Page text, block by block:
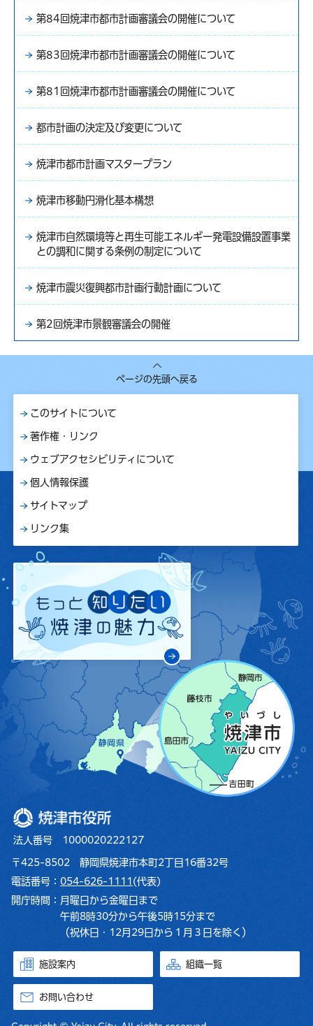
第84回焼津市都市計画審議会の開催について
第83回焼津市都市計画審議会の開催について
第81回焼津市都市計画審議会の開催について
都市計画の決定及び変更について
焼津市都市計画マスタープラン
焼津市移動円滑化基本構想
焼津市自然環境等と再生可能エネルギー発電設備設置事業
との調和に関する条例の制定について
焼津市震災復興都市計画行動計画について
第2回焼津市景観審議会の開催
ページの先頭へ戻る
このサイトについて
著作権・リンク
ウェブアクセシビリティについて
個人情報保護
サイトマップ
リンク集
焼津市役所
法人番号 1000020222127
〒425-8502 静岡県焼津市本町2丁目16番32号
電話番号： 054-626-1111 (代表)
開庁時間： 月曜日から金曜日まで
午前8時30分から午後5時15分まで
（祝休日・12月29日から１月３日を除く）
施設案内 組織一覧
お問い合わせ